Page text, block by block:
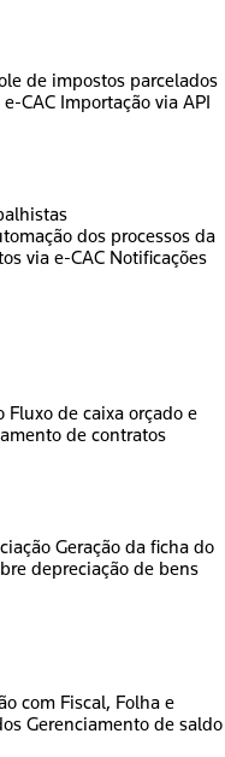
de impostos parcelados
CAC Importação via API
dos processos da
via e-CAC Notificações
Fluxo de caixa orçado e
de contratos
Geração da ficha do
depreciação de bens
com Fiscal, Folha e
Gerenciamento de saldo